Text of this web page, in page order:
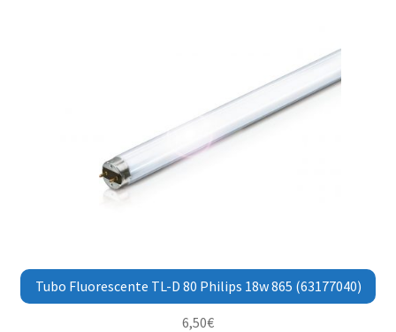
Tubo Fluorescente TL-D 80 Philips 18w 865 (63177040)
6,50€